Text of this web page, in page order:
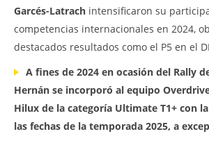
Garcés-Latrach intensificaron su
competencias internacionales en 2024,
destacados resultados como el P5 en el
A fines de 2024 en ocasión del Rally
Hernán se incorporó al equipo
Hilux de la categoría Ultimate T1+ con
las fechas de la temporada 2025, a